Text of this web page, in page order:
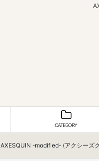
CATEGORY
AXESQUIN -modified- (アクシーズ